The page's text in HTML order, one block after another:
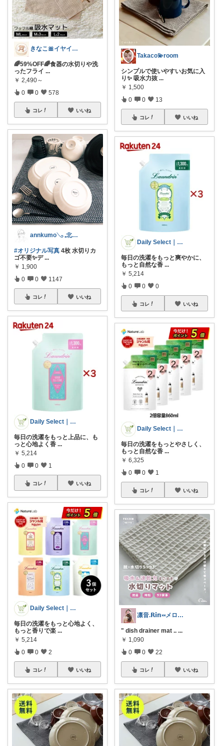
きなこ🎀イヤイヤ期育児中
🌈59%OFF🌈食器の水切りや洗
ったフライ ...
￥ 2,490～
0 0 578
コレ いいね
annkumo𓂅 𓈒北欧ゆるミニマル
#オリジナル写真 4枚 水切りカ
ゴ不要✨デ ...
￥ 1,900
0 0 1147
コレ いいね
Daily Select｜日用品・食品
毎日の洗濯をもっと上品に、も
っと心地よく香 ...
￥ 5,214
0 0 1
コレ いいね
Daily Select｜日用品・食品
毎日の洗濯をもっと心地よく、
もっと香りで楽 ...
￥ 5,214
0 0 2
コレ いいね
Takaco💫room
シンプルで使いやすいお気に入
り✨ 吸水力抜 ...
￥ 1,500
0 0 13
コレ いいね
Daily Select｜日用品・食品
毎日の洗濯をもっと爽やかに、
もっと自然な香 ...
￥ 5,214
0 0 0
コレ いいね
Daily Select｜日用品・食品
毎日の洗濯をもっとやさしく、
もっと自然な香 ...
￥ 6,325
0 0 1
コレ いいね
凛音.𝗥𝗶𝗻༝༝メロウな暮らし🧸
" dish drainer mat .. ...
￥ 1,090
0 0 22
コレ いいね